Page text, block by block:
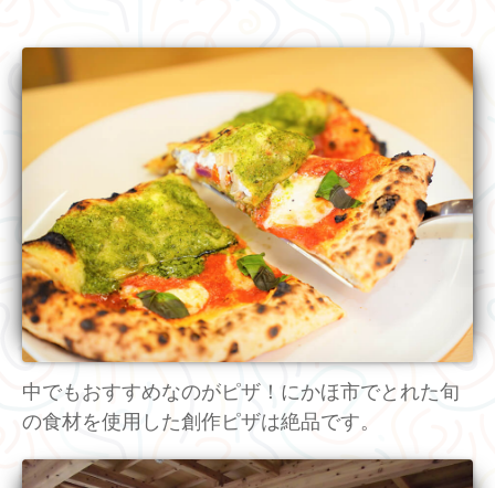
中でもおすすめなのがピザ！にかほ市でとれた旬
の食材を使用した創作ピザは絶品です。